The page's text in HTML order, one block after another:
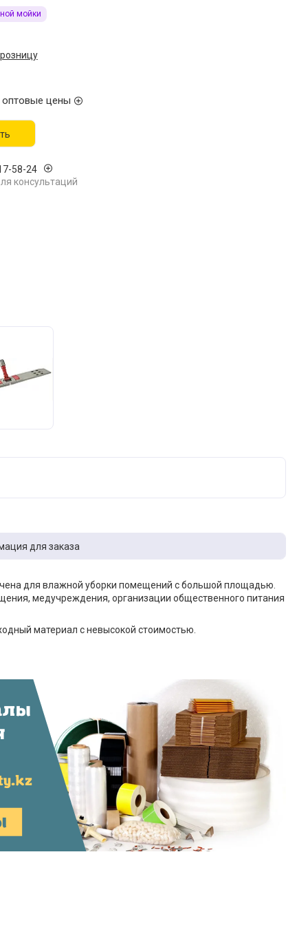
мойки
цены
58-24
консультаций
для заказа
для влажной уборки помещений с большой площадью.
медучреждения, организации общественного питания
материал с невысокой стоимостью.